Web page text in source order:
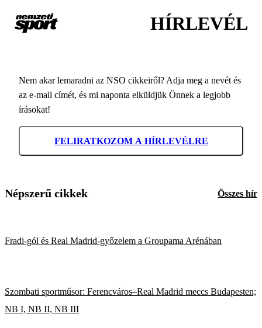
HÍRLEVÉL
Nem akar lemaradni az NSO cikkeiről? Adja meg a nevét és
az e-mail címét, és mi naponta elküldjük Önnek a legjobb
írásokat!
FELIRATKOZOM A HÍRLEVÉLRE
Népszerű cikkek Összes hír
Fradi-gól és Real Madrid-győzelem a Groupama Arénában
Szombati sportműsor: Ferencváros–Real Madrid meccs Budapesten;
NB I, NB II, NB III